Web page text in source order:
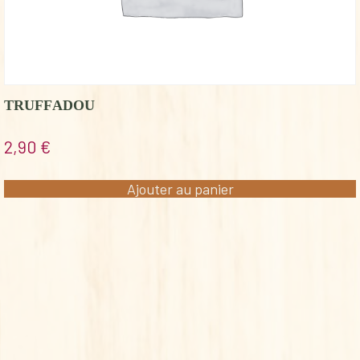
TRUFFADOU
2,90 €
Ajouter au panier